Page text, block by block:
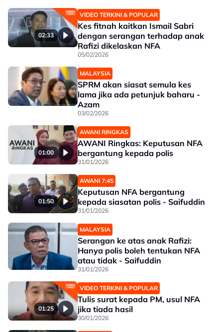
02:33
VIDEO TERKINI & POPULAR
Kes fitnah kaitkan Ismail Sabri
dengan serangan terhadap anak
Rafizi dikelaskan NFA
05/02/2026
MALAYSIA
SPRM akan siasat semula kes
lama jika ada petunjuk baharu -
Azam
03/02/2026
01:00
AWANI RINGKAS
AWANI Ringkas: Keputusan NFA
bergantung kepada polis
31/01/2026
01:50
AWANI 7:45
Keputusan NFA bergantung
kepada siasatan polis - Saifuddin
31/01/2026
MALAYSIA
Serangan ke atas anak Rafizi:
Hanya polis boleh tentukan NFA
atau tidak - Saifuddin
31/01/2026
01:25
VIDEO TERKINI & POPULAR
Tulis surat kepada PM, usul NFA
jika tiada hasil
30/01/2026